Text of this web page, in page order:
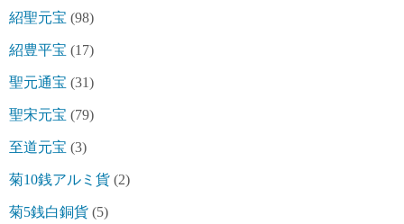
紹聖元宝 (98)
紹豊平宝 (17)
聖元通宝 (31)
聖宋元宝 (79)
至道元宝 (3)
菊10銭アルミ貨 (2)
菊5銭白銅貨 (5)